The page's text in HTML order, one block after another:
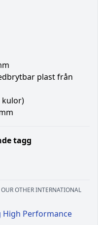
plast från
kulor)
tagg
OTHER INTERNATIONAL
High Performance